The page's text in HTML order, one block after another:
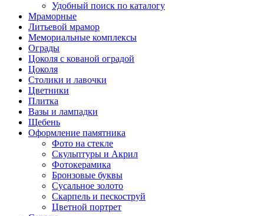
Удобный поиск по каталогу
Мраморные
Литьевой мрамор
Мемориальные комплексы
Ограды
Цоколя с кованой оградой
Цоколя
Столики и лавочки
Цветники
Плитка
Вазы и лампадки
Щебень
Оформление памятника
Фото на стекле
Скульптуры и Акрил
Фотокерамика
Бронзовые буквы
Сусальное золото
Скарпель и пескоструй
Цветной портрет